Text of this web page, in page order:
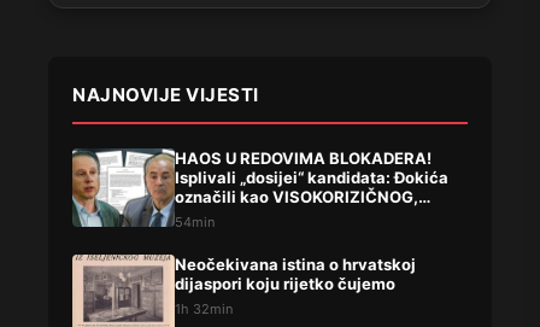
NAJNOVIJE VIJESTI
HAOS U REDOVIMA BLOKADERA!
Isplivali „dosijei“ kandidata: Đokića
označili kao VISOKORIZIČNOG,
Lompara potpuno precrtali
54min
Neočekivana istina o hrvatskoj
dijaspori koju rijetko čujemo
1h 32min